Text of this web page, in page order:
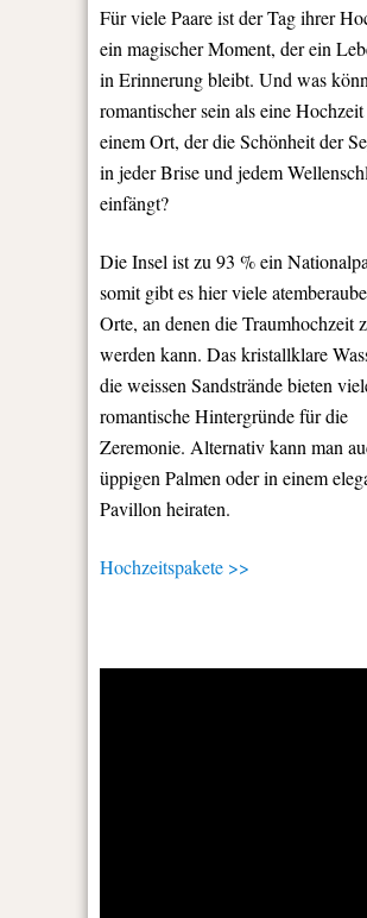
Für viele Paare ist der Tag ihrer
ein magischer Moment, der ein
in Erinnerung bleibt. Und was
romantischer sein als eine Hochzeit
einem Ort, der die Schönheit der
in jeder Brise und jedem
einfängt?
Die Insel ist zu 93 % ein
somit gibt es hier viele
Orte, an denen die Traumhochzeit
werden kann. Das kristallklare
die weissen Sandstrände bieten
romantische Hintergründe für die
Zeremonie. Alternativ kann man
üppigen Palmen oder in einem
Pavillon heiraten.
Hochzeitspakete >>